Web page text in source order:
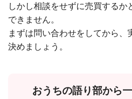
しかし相談をせずに売買するか
できません。
まずは問い合わせをしてから、
決めましょう。
おうちの語り部から